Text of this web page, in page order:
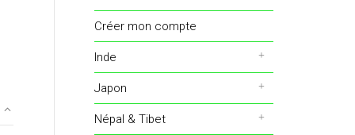
Créer mon compte
Inde
Japon
Népal & Tibet